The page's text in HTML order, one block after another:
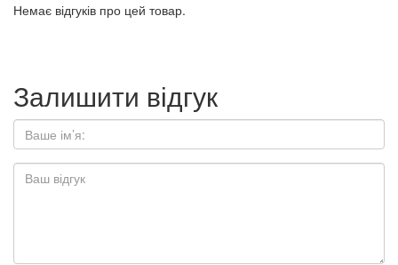
Немає відгуків про цей товар.
Залишити відгук